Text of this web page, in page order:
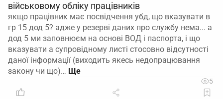
військовому обліку працівників
якщо працівник має посвідчення убд, що вказувати в
гр 15 дод 5? адже у резерві даних про службу нема... а
дод 5 ми заповнюєм на основі ВОД і паспорта, і що
вказувати а супровідному листі стосовно відсутності
даної інформації (виходить якесь недопрацювання
закону чи що)…
5